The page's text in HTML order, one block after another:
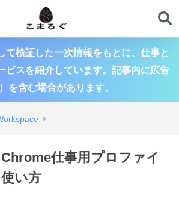
て検証した一次情報をもとに、仕事と
ビスを紹介しています。記事内に広告
を含む場合があります。
Chrome仕事用プロファイ
い方